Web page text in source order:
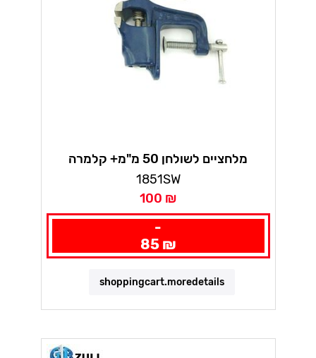
מלחציים לשולחן 50 מ"מ+ קלמרה
1851SW
100 ₪
-
85 ₪
shoppingcart.moredetails